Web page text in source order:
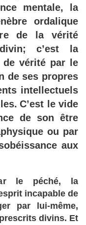
mentale, la
ordalique
de la vérité
divin; c’est la
de vérité par le
de ses propres
intellectuels
C’est le vide
de son être
ou par
aux
le péché, la
incapable de
par lui-même,
divins. Et